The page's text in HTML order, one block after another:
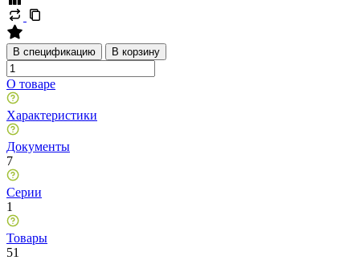
В спецификацию В корзину
О товаре
Характеристики
Документы
7
Серии
1
Товары
51